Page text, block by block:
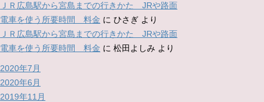
ＪＲ広島駅から宮島までの行きかた JRや路面
電車を使う所要時間 料金 に ひさぎ より
ＪＲ広島駅から宮島までの行きかた JRや路面
電車を使う所要時間 料金 に 松田よしみ より
2020年7月
2020年6月
2019年11月